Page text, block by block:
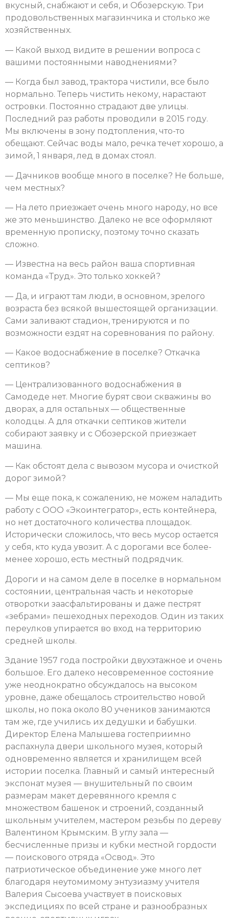
вкусный, снабжают и себя, и Обозерскую. Три
продовольственных магазинчика и столько же
хозяйственных.
— Какой выход видите в решении вопроса с
вашими постоянными наводнениями?
— Когда был завод, трактора чистили, все было
нормально. Теперь чистить некому, нарастают
островки. Постоянно страдают две улицы.
Последний раз работы проводили в 2015 году.
Мы включены в зону подтопления, что-то
обещают. Сейчас воды мало, речка течет хорошо, а
зимой, 1 января, лед в домах стоял.
— Дачников вообще много в поселке? Не больше,
чем местных?
— На лето приезжает очень много народу, но все
же это меньшинство. Далеко не все оформляют
временную прописку, поэтому точно сказать
сложно.
— Известна на весь район ваша спортивная
команда «Труд». Это только хоккей?
— Да, и играют там люди, в основном, зрелого
возраста без всякой вышестоящей организации.
Сами заливают стадион, тренируются и по
возможности ездят на соревнования по району.
— Какое водоснабжение в поселке? Откачка
септиков?
— Централизованного водоснабжения в
Самодеде нет. Многие бурят свои скважины во
дворах, а для остальных — общественные
колодцы. А для откачки септиков жители
собирают заявку и с Обозерской приезжает
машина.
— Как обстоят дела с вывозом мусора и очисткой
дорог зимой?
— Мы еще пока, к сожалению, не можем наладить
работу с ООО «Экоинтегратор», есть контейнера,
но нет достаточного количества площадок.
Исторически сложилось, что весь мусор остается
у себя, кто куда увозит. А с дорогами все более-
менее хорошо, есть местный подрядчик.
Дороги и на самом деле в поселке в нормальном
состоянии, центральная часть и некоторые
отворотки заасфальтированы и даже пестрят
«зебрами» пешеходных переходов. Один из таких
переулков упирается во вход на территорию
средней школы.
Здание 1957 года постройки двухэтажное и очень
большое. Его далеко несовременное состояние
уже неоднократно обсуждалось на высоком
уровне, даже обещалось строительство новой
школы, но пока около 80 учеников занимаются
там же, где учились их дедушки и бабушки.
Директор Елена Малышева гостеприимно
распахнула двери школьного музея, который
одновременно является и хранилищем всей
истории поселка. Главный и самый интересный
экспонат музея — внушительный по своим
размерам макет деревянного кремля с
множеством башенок и строений, созданный
школьным учителем, мастером резьбы по дереву
Валентином Крымским. В углу зала —
бесчисленные призы и кубки местной гордости
— поискового отряда «Освод». Это
патриотическое объединение уже много лет
благодаря неутомимому энтузиазму учителя
Валерия Сысоева участвует в поисковых
экспедициях по всей стране и разнообразных